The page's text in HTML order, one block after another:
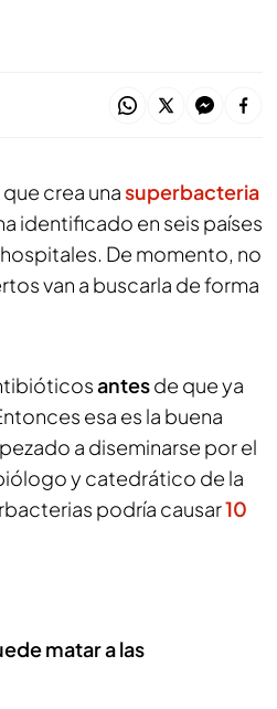
crea unasuperbacteria
identificado en seis países
De momento, no
van a buscarla de forma
antesde que ya
esa es la buena
a diseminarse por el
y catedrático de la
podría causar10
matar a las